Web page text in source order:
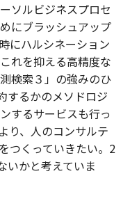
ソルビジネスプロセ
にブラッシュアップ
にハルシネーション
れを抑える高精度な
検索３」の強みのひ
するかのメソドロジ
するサービスも行っ
り、人のコンサルテ
つくっていきたい。2
いかと考えていま